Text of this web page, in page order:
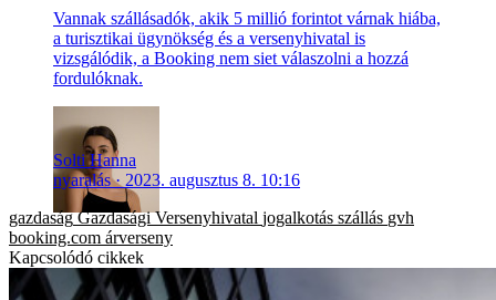
Vannak szállásadók, akik 5 millió forintot várnak hiába,
a turisztikai ügynökség és a versenyhivatal is
vizsgálódik, a Booking nem siet válaszolni a hozzá
fordulóknak.
Solti Hanna
nyaralás
2023. augusztus 8. 10:16
gazdaság Gazdasági Versenyhivatal jogalkotás szállás gvh
booking.com árverseny
Kapcsolódó cikkek